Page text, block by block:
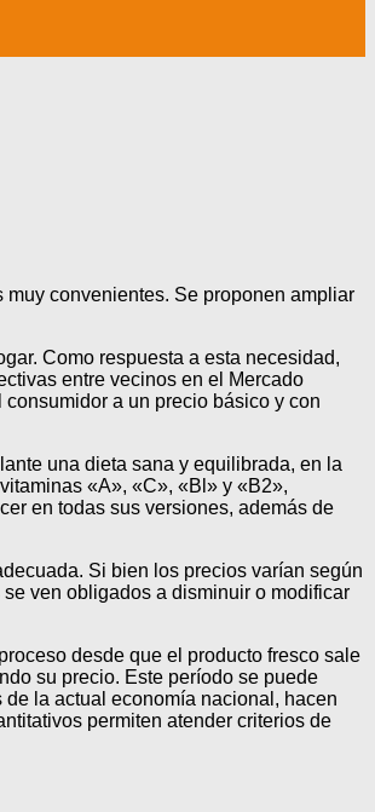
convenientes. Se proponen ampliar
Como respuesta a esta necesidad,
entre vecinos en el Mercado
a un precio básico y con
una dieta sana y equilibrada, en la
«A», «C», «Bl» y «B2»,
en todas sus versiones, además de
Si bien los precios varían según
ven obligados a disminuir o modificar
desde que el producto fresco sale
su precio. Este período se puede
la actual economía nacional, hacen
permiten atender criterios de